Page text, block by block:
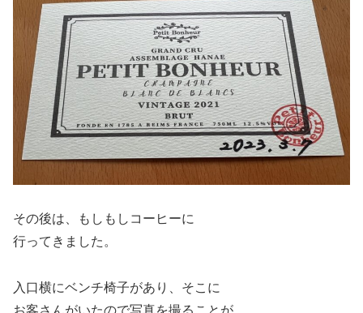
その後は、もしもしコーヒーに
行ってきました。
入口横にベンチ椅子があり、そこに